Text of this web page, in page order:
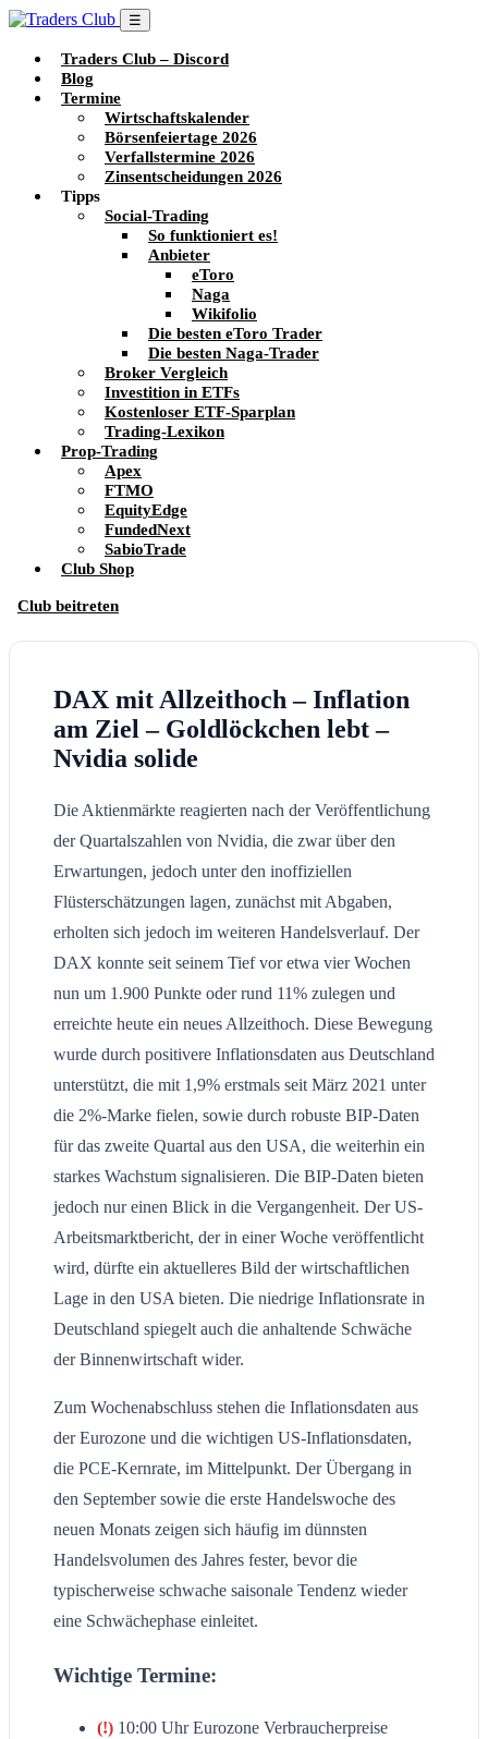
☰
Traders Club – Discord
Blog
Termine
Wirtschaftskalender
Börsenfeiertage 2026
Verfallstermine 2026
Zinsentscheidungen 2026
Tipps
Social-Trading
So funktioniert es!
Anbieter
eToro
Naga
Wikifolio
Die besten eToro Trader
Die besten Naga-Trader
Broker Vergleich
Investition in ETFs
Kostenloser ETF-Sparplan
Trading-Lexikon
Prop-Trading
Apex
FTMO
EquityEdge
FundedNext
SabioTrade
Club Shop
Club beitreten
DAX mit Allzeithoch – Inflation
am Ziel – Goldlöckchen lebt –
Nvidia solide
Die Aktienmärkte reagierten nach der Veröffentlichung
der Quartalszahlen von Nvidia, die zwar über den
Erwartungen, jedoch unter den inoffiziellen
Flüsterschätzungen lagen, zunächst mit Abgaben,
erholten sich jedoch im weiteren Handelsverlauf. Der
DAX konnte seit seinem Tief vor etwa vier Wochen
nun um 1.900 Punkte oder rund 11% zulegen und
erreichte heute ein neues Allzeithoch. Diese Bewegung
wurde durch positivere Inflationsdaten aus Deutschland
unterstützt, die mit 1,9% erstmals seit März 2021 unter
die 2%-Marke fielen, sowie durch robuste BIP-Daten
für das zweite Quartal aus den USA, die weiterhin ein
starkes Wachstum signalisieren. Die BIP-Daten bieten
jedoch nur einen Blick in die Vergangenheit. Der US-
Arbeitsmarktbericht, der in einer Woche veröffentlicht
wird, dürfte ein aktuelleres Bild der wirtschaftlichen
Lage in den USA bieten. Die niedrige Inflationsrate in
Deutschland spiegelt auch die anhaltende Schwäche
der Binnenwirtschaft wider.
Zum Wochenabschluss stehen die Inflationsdaten aus
der Eurozone und die wichtigen US-Inflationsdaten,
die PCE-Kernrate, im Mittelpunkt. Der Übergang in
den September sowie die erste Handelswoche des
neuen Monats zeigen sich häufig im dünnsten
Handelsvolumen des Jahres fester, bevor die
typischerweise schwache saisonale Tendenz wieder
eine Schwächephase einleitet.
Wichtige Termine:
(!) 10:00 Uhr Eurozone Verbraucherpreise